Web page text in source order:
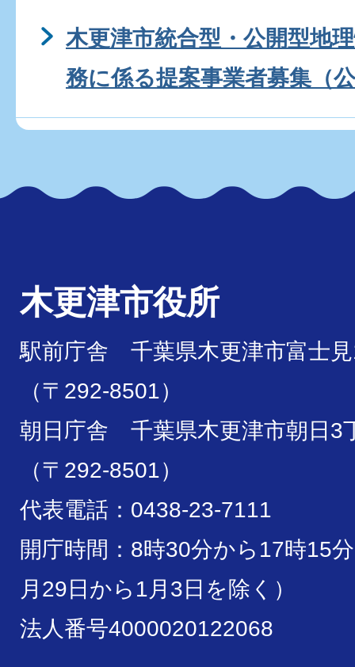
木更津市統合型・公開型地
務に係る提案事業者募集（
木更津市役所
駅前庁舎 千葉県木更津市富士
（〒292-8501）
朝日庁舎 千葉県木更津市朝日3
（〒292-8501）
代表電話：0438-23-7111
開庁時間：8時30分から17時15
月29日から1月3日を除く）
法人番号4000020122068